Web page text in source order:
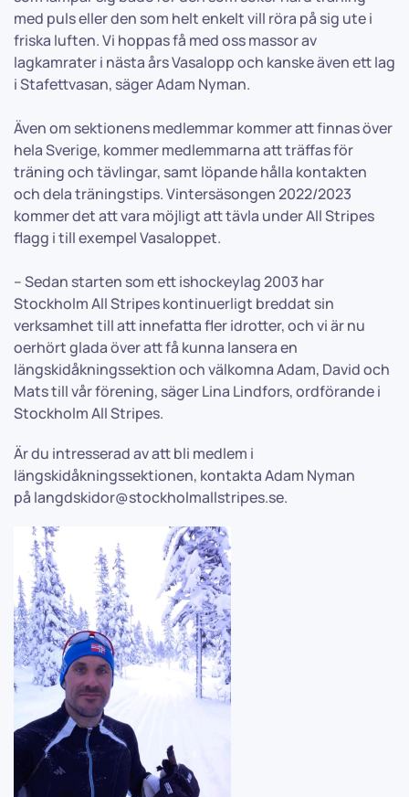
med puls eller den som helt enkelt vill röra på sig ute i
friska luften. Vi hoppas få med oss massor av
lagkamrater i nästa års Vasalopp och kanske även ett lag
i Stafettvasan, säger Adam Nyman.
Även om sektionens medlemmar kommer att finnas över
hela Sverige, kommer medlemmarna att träffas för
träning och tävlingar, samt löpande hålla kontakten
och dela träningstips. Vintersäsongen 2022/2023
kommer det att vara möjligt att tävla under All Stripes
flagg i till exempel Vasaloppet.
– Sedan starten som ett ishockeylag 2003 har
Stockholm All Stripes kontinuerligt breddat sin
verksamhet till att innefatta fler idrotter, och vi är nu
oerhört glada över att få kunna lansera en
längskidåkningssektion och välkomna Adam, David och
Mats till vår förening, säger Lina Lindfors, ordförande i
Stockholm All Stripes.
Är du intresserad av att bli medlem i
längskidåkningssektionen, kontakta Adam Nyman
på langdskidor@stockholmallstripes.se.